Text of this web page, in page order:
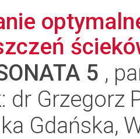
5 ,
dr Grzegorz
Gdańska,